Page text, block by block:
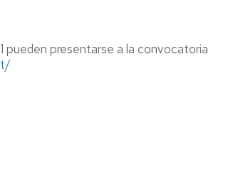
pueden presentarse a la convocatoria